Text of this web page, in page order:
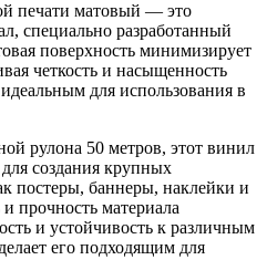
печати матовый — это
специально разработанный
поверхность минимизирует
четкость и насыщенность
для использования в
рулона 50 метров, этот винил
создания крупных
постеры, баннеры, наклейки и
прочность материала
и устойчивость к различным
его подходящим для